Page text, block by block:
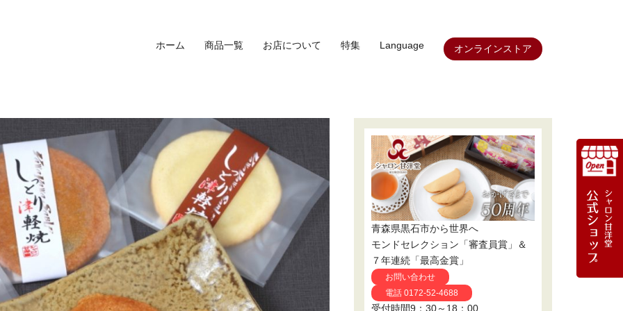
ホーム 商品一覧 お店について 特集 Language オンラインストア
青森県黒石市から世界へ
モンドセレクション「審査員賞」＆
７年連続「最高金賞」
お問い合わせ
電話 0172-52-4688
受付時間9：30～18：00